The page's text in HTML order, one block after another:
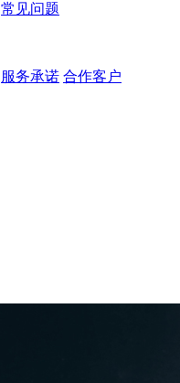
常见问题
服务承诺 合作客户